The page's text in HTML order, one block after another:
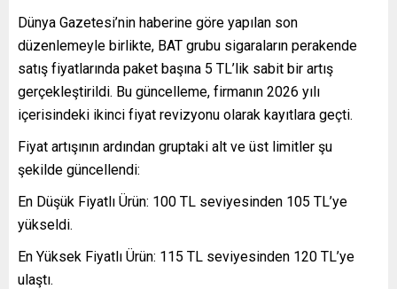
Dünya Gazetesi’nin haberine göre yapılan son
düzenlemeyle birlikte, BAT grubu sigaraların perakende
satış fiyatlarında paket başına 5 TL’lik sabit bir artış
gerçekleştirildi. Bu güncelleme, firmanın 2026 yılı
içerisindeki ikinci fiyat revizyonu olarak kayıtlara geçti.
Fiyat artışının ardından gruptaki alt ve üst limitler şu
şekilde güncellendi:
En Düşük Fiyatlı Ürün: 100 TL seviyesinden 105 TL’ye
yükseldi.
En Yüksek Fiyatlı Ürün: 115 TL seviyesinden 120 TL’ye
ulaştı.